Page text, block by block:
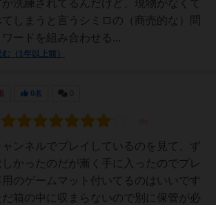
が洗練されてるんだけど、現物がなくて
てしまうと言うシミロの（商売的な）問
ワードを組み合わせる...
（1年以上前）
0名
ャンネルでプレイしているのを見て、ず
しかったのだが漸く手に入ったのでプレ
のゲームマット付いてるのはいいです
だ箱の中に収まらないので別に保管が必